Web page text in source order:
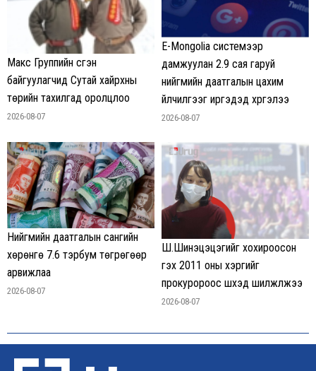
Макс Группийн үүсгэн
байгуулагчид Сутай хайрхны
төрийн тахилгад оролцлоо
2026-08-07
E-Mongolia системээр
дамжуулан 2.9 сая гаруй
нийгмийн даатгалын цахим
үйлчилгээг иргэдэд хүргэлээ
2026-08-07
Нийгмийн даатгалын сангийн
хөрөнгө 7.6 тэрбум төгрөгөөр
арвижлаа
2026-08-07
Ш.Шинэцэцэгийг хохироосон
гэх 2011 оны хэргийг
прокуророос шүүхэд шилжүүлжээ
2026-08-07